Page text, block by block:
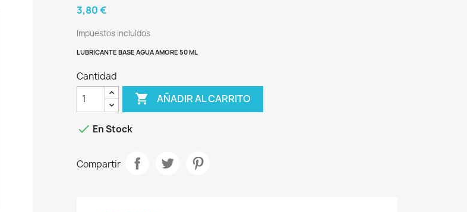
3,80 €
Impuestos incluidos
LUBRICANTE BASE AGUA AMORE 50 ML
Cantidad
 AÑADIR AL CARRITO
 En Stock
Compartir